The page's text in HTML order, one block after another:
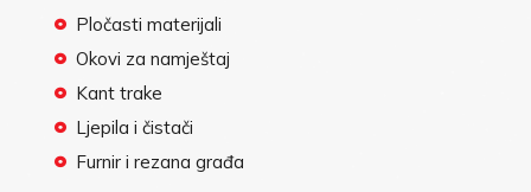
Pločasti materijali
Okovi za namještaj
Kant trake
Ljepila i čistači
Furnir i rezana građa